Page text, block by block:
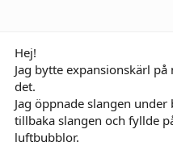
Hej!
Jag bytte expansionskärl
det.
Jag öppnade slangen
tillbaka slangen och fyllde
luftbubblor.